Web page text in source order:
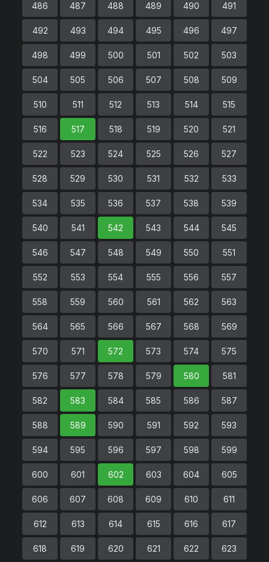
486 487 488 489 490 491
492 493 494 495 496 497
498 499 500 501 502 503
504 505 506 507 508 509
510 511 512 513 514 515
516 517 518 519 520 521
522 523 524 525 526 527
528 529 530 531 532 533
534 535 536 537 538 539
540 541 542 543 544 545
546 547 548 549 550 551
552 553 554 555 556 557
558 559 560 561 562 563
564 565 566 567 568 569
570 571 572 573 574 575
576 577 578 579 580 581
582 583 584 585 586 587
588 589 590 591 592 593
594 595 596 597 598 599
600 601 602 603 604 605
606 607 608 609 610 611
612 613 614 615 616 617
618 619 620 621 622 623